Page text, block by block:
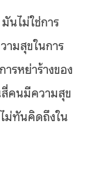
นไม่ใช่การ
ามสุขในการ
รหย่าร้างของ
คนมีความสุข
ม่ทันคิดถึงใน